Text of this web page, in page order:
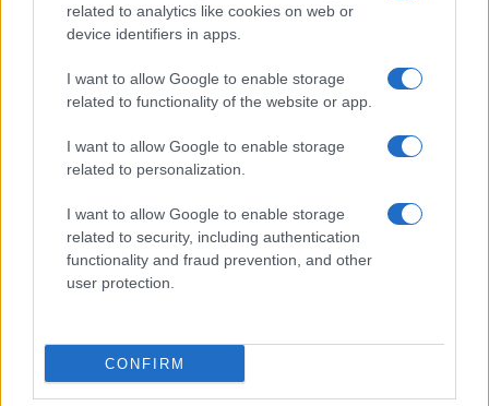
related to analytics like cookies on web or
device identifiers in apps.
I want to allow Google to enable storage
related to functionality of the website or app.
I want to allow Google to enable storage
related to personalization.
I want to allow Google to enable storage
related to security, including authentication
functionality and fraud prevention, and other
user protection.
CONFIRM
CHI SIAMO CONTATTI PUBBLICITÀ LAVORA CON NOI
OTTO CHANNEL
Iscritto al Registro degli Operatori di Comunicazione n. 37512
© Riproduzione Riservata – Ne è consentita esclusivamente una
riproduzione parziale con citazione della fonte corretta